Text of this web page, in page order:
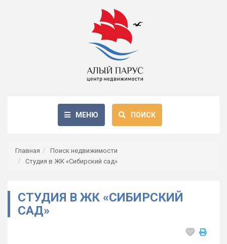
МЕНЮ ПОИСК
Главная
Поиск недвижимости
Студия в ЖК «Сибирский сад»
СТУДИЯ В ЖК «СИБИРСКИЙ
САД»